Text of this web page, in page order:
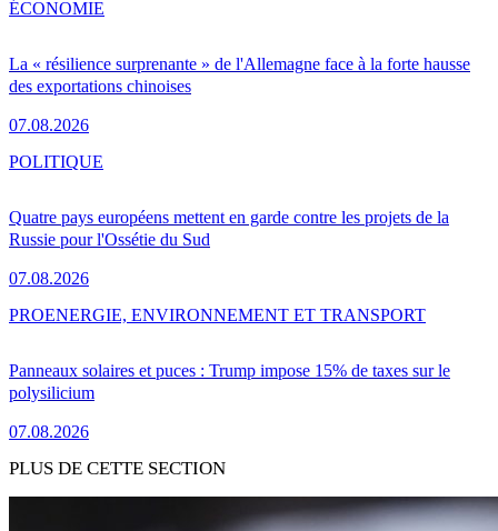
La « résilience surprenante » de l'Allemagne face à la forte hausse
des exportations chinoises
07.08.2026
ÉCONOMIE
Quatre pays européens mettent en garde contre les projets de la
Russie pour l'Ossétie du Sud
07.08.2026
POLITIQUE
Panneaux solaires et puces : Trump impose 15% de taxes sur le
polysilicium
07.08.2026
PROENERGIE, ENVIRONNEMENT ET TRANSPORT
PLUS DE CETTE SECTION